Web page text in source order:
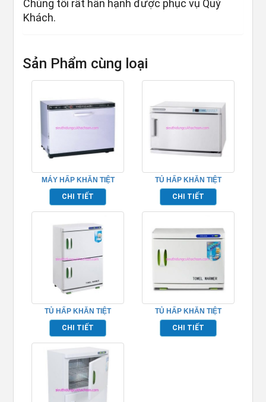
Chúng tôi rất hân hạnh được phục vụ Quý
Khách.
Sản Phẩm cùng loại
MÁY HẤP KHĂN TIỆT
TRÙNG – TPD212
CHI TIẾT
TỦ HẤP KHĂN TIỆT
TRÙNG – TPD336
CHI TIẾT
TỦ HẤP KHĂN TIỆT
TRÙNG 2 TẦNG –
TPRTD46A
CHI TIẾT
TỦ HẤP KHĂN TIỆT
TRÙNG – TPRTD23A
CHI TIẾT